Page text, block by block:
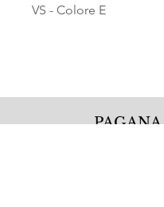
VS - Colore E
PAGANA